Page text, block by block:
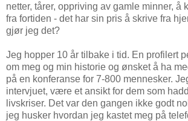
netter, tårer, oppriving av gamle minner, å
fra fortiden - det har sin pris å skrive fra
gjør jeg det?
Jeg hopper 10 år tilbake i tid. En profilert
om meg og min historie og ønsket å ha
på en konferanse for 7-800 mennesker.
intervjuet, være et ansikt for dem som
livskriser. Det var den gangen ikke godt
jeg husker hvordan jeg kastet meg på